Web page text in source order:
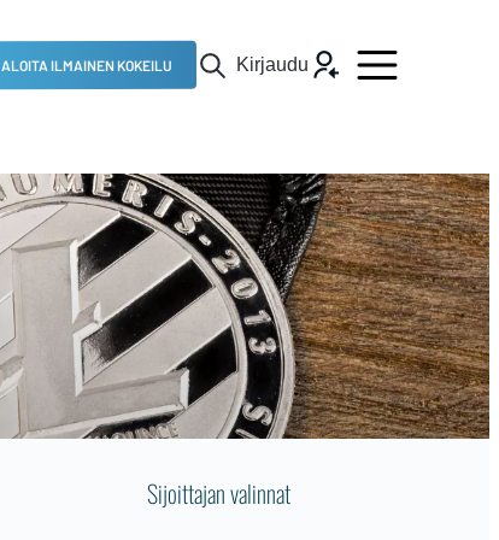
ALOITA ILMAINEN KOKEILU Kirjaudu
Sijoittajan valinnat